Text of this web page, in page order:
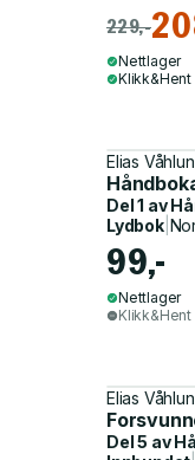
229,-
Nettlager
Klikk&Hent
Elias
Del 1 av
Lydbok|
99,-
Nettlager
Klikk&Hent
Elias
Del 5 av